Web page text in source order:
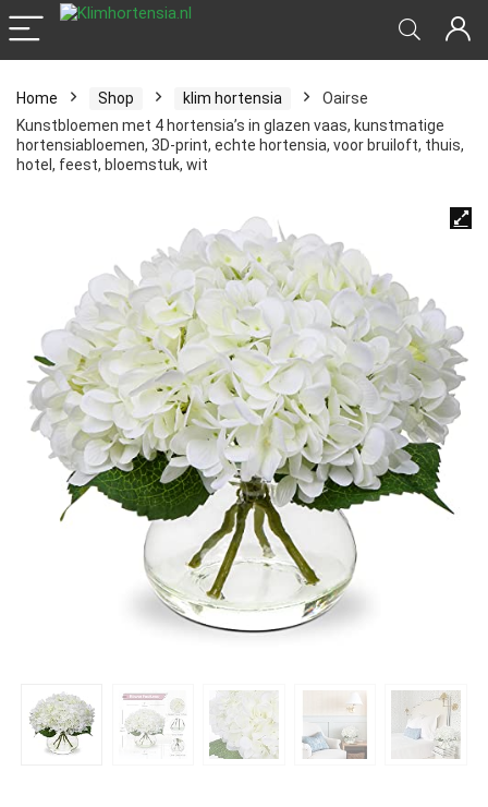
Home Shop klim hortensia
Oairse
Kunstbloemen met 4 hortensia’s in glazen vaas, kunstmatige
hortensiabloemen, 3D-print, echte hortensia, voor bruiloft, thuis,
hotel, feest, bloemstuk, wit